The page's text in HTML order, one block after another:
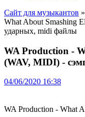
Сайт для музыкантов »
What About Smashing
ударных, midi файлы
WA Production -
(WAV, MIDI) -
04/06/2020 16:38
WA Production - What